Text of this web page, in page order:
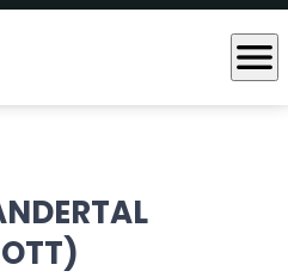
menu